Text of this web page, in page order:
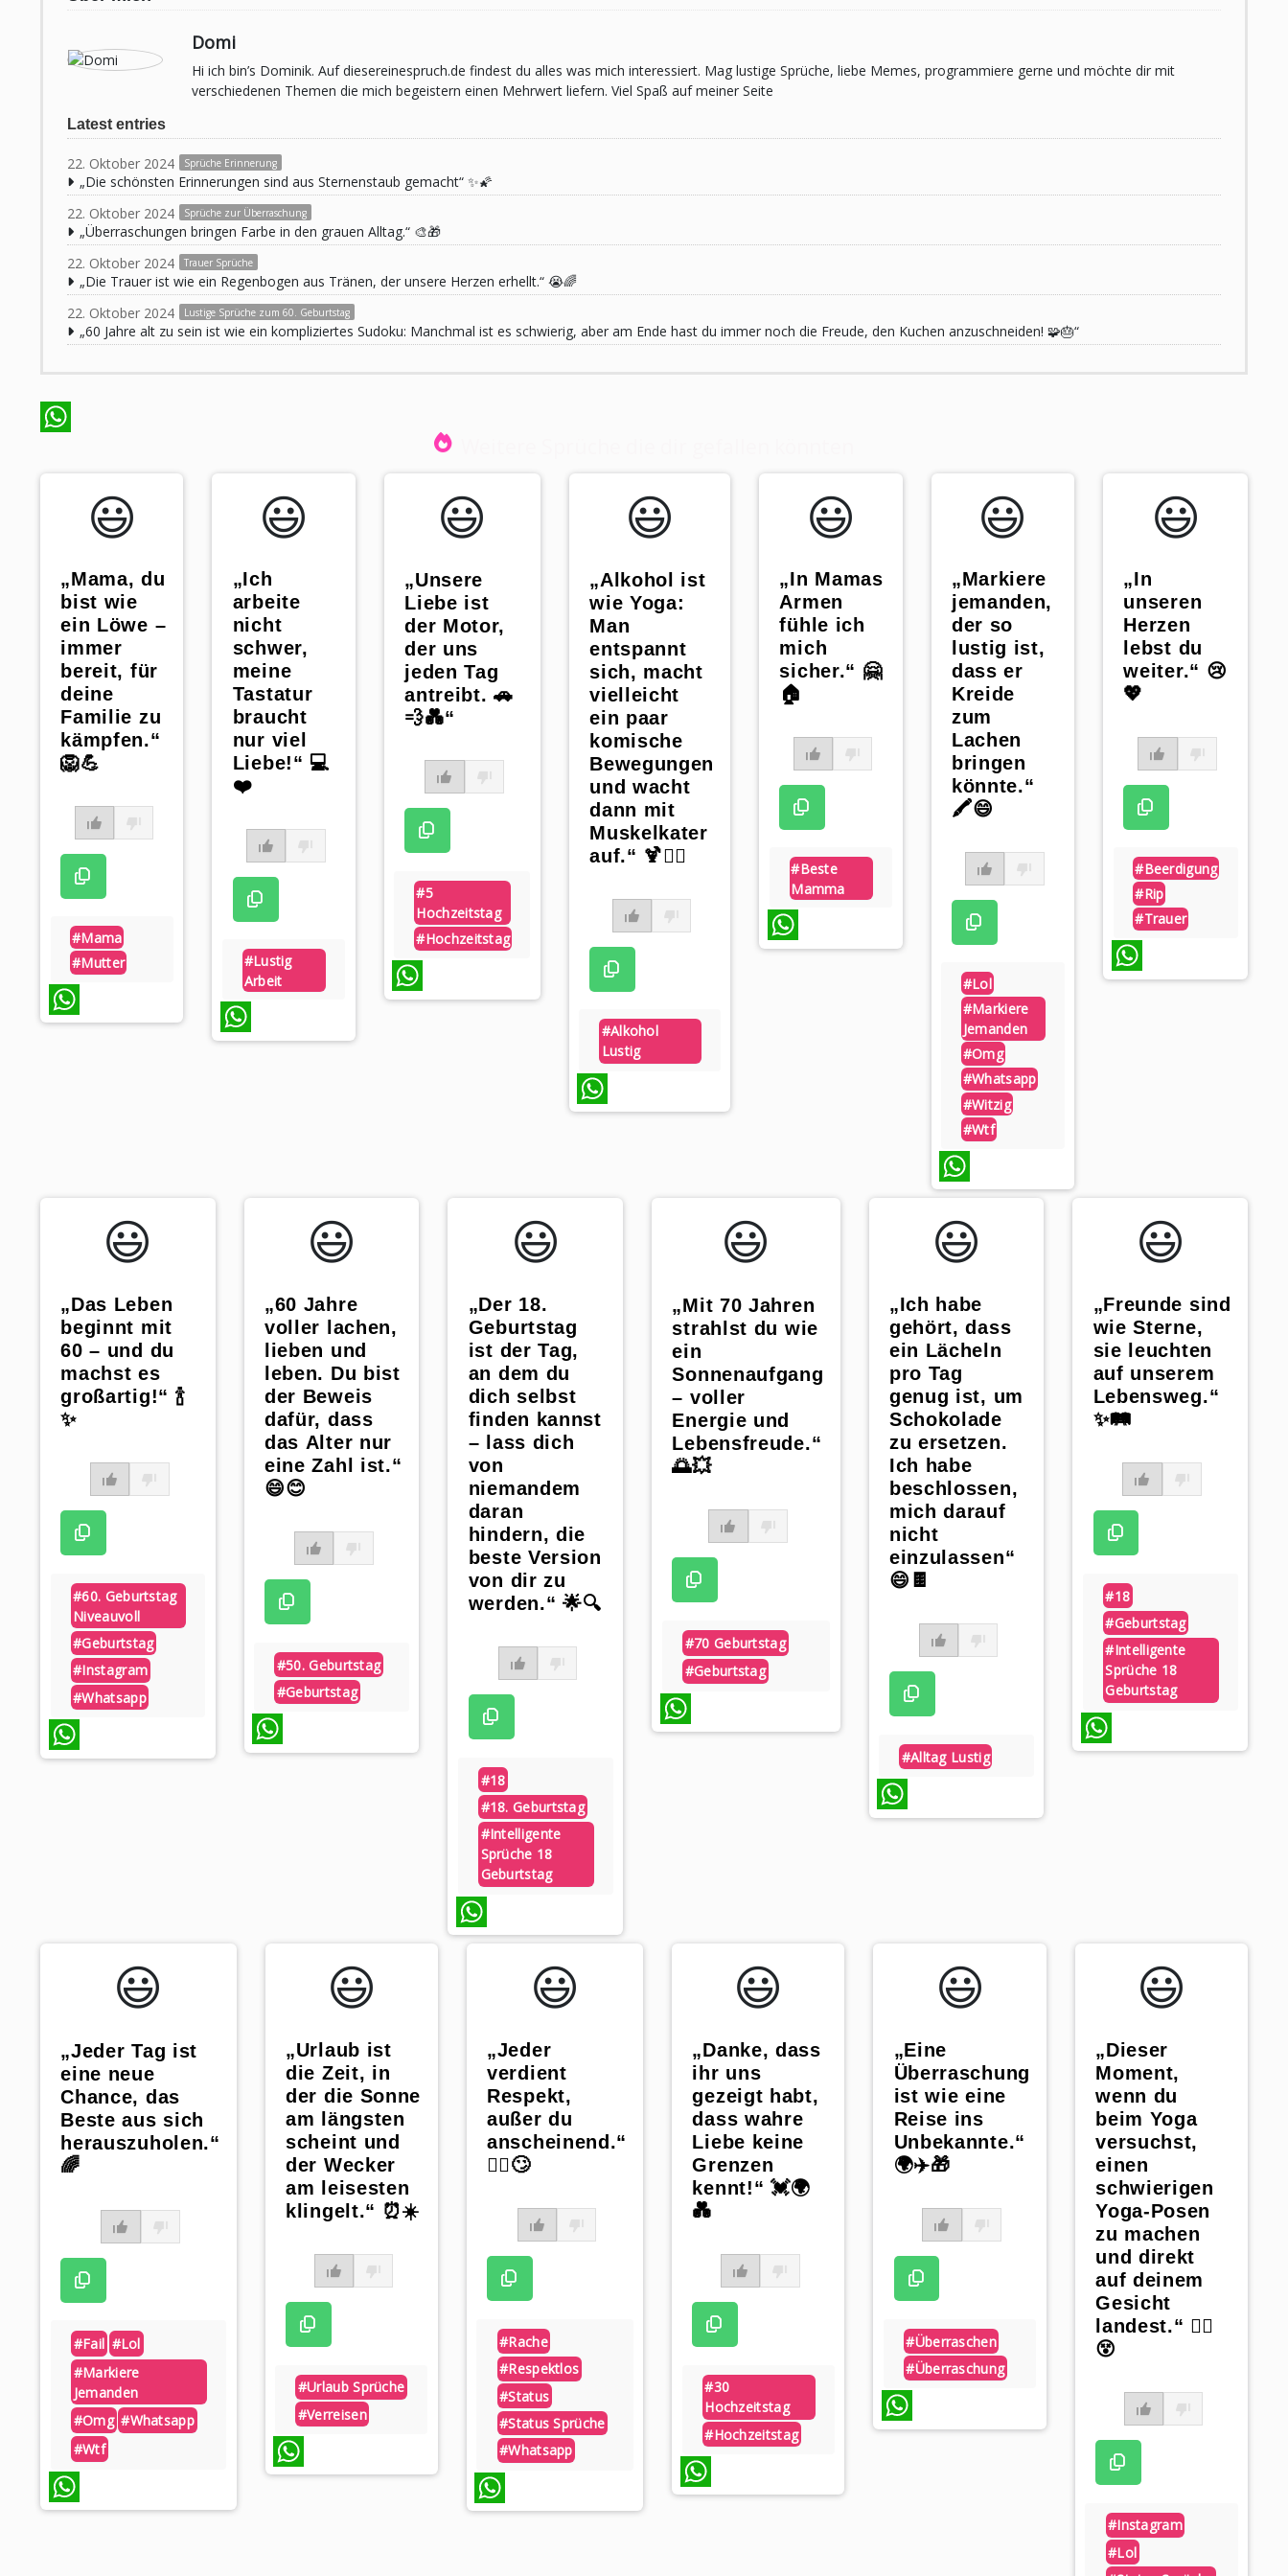
Domi
Hi ich bin’s Dominik. Auf diesereinespruch.de findest du alles was mich interessiert. Mag lustige Sprüche, liebe Memes, programmiere gerne und möchte dir mit
verschiedenen Themen die mich begeistern einen Mehrwert liefern. Viel Spaß auf meiner Seite
Latest entries
22. Oktober 2024 Sprüche Erinnerung
„Die schönsten Erinnerungen sind aus Sternenstaub gemacht“ ✨🌠
22. Oktober 2024
Sprüche zur Überraschung
„Überraschungen bringen Farbe in den grauen Alltag.“ 🎨🎁
22. Oktober 2024
Trauer Sprüche
„Die Trauer ist wie ein Regenbogen aus Tränen, der unsere Herzen erhellt.“ 😭🌈
22. Oktober 2024
Lustige Sprüche zum 60. Geburtstag
„60 Jahre alt zu sein ist wie ein kompliziertes Sudoku: Manchmal ist es schwierig, aber am Ende hast du immer noch die Freude, den Kuchen anzuschneiden! 🧩🎂“
Weitere Sprüche die dir gefallen könnten
😃️
„Mama, du
bist wie
ein Löwe –
immer
bereit, für
deine
Familie zu
kämpfen.“
🦁💪
#mama
#mutter
😃️
„Ich
arbeite
nicht
schwer,
meine
Tastatur
braucht
nur viel
Liebe!“ 💻
❤️
#lustig
Arbeit
😃️
„Unsere
Liebe ist
der Motor,
der uns
jeden Tag
antreibt. 🚗
💨💑“
#5
Hochzeitstag
#hochzeitstag
😃️
„Alkohol ist
wie Yoga:
Man
entspannt
sich, macht
vielleicht
ein paar
komische
Bewegungen
und wacht
dann mit
Muskelkater
auf.“ 🍹🧘‍♀️
#alkohol
Lustig
😃️
„In Mamas
Armen
fühle ich
mich
sicher.“ 🤗
🏠
#beste
Mamma
😃️
„Markiere
jemanden,
der so
lustig ist,
dass er
Kreide
zum
Lachen
bringen
könnte.“
🖍️😄
#lol
#markiere
Jemanden
#omg
#whatsapp
#witzig
#wtf
WhatsApp
😃️
„In
unseren
Herzen
lebst du
weiter.“ 😢
💖
#beerdigung
#rip
#trauer
😃️
„Das Leben
beginnt mit
60 – und du
machst es
großartig!“ 🍾
✨
#60. Geburtstag
Niveauvoll
#geburtstag
#instagram
#whatsapp
😃️
„60 Jahre
voller lachen,
lieben und
leben. Du bist
der Beweis
dafür, dass
das Alter nur
eine Zahl ist.“
😄😊
#50. Geburtstag
#geburtstag
😃️
„Der 18.
Geburtstag
ist der Tag,
an dem du
dich selbst
finden kannst
– lass dich
von
niemandem
daran
hindern, die
beste Version
von dir zu
werden.“ 🌟🔍
#18
#18. Geburtstag
#intelligente
Sprüche 18
Geburtstag
WhatsApp
😃️
„Mit 70 Jahren
strahlst du wie
ein
Sonnenaufgang
– voller
Energie und
Lebensfreude.“
🌅💥
#70 Geburtstag
#geburtstag
😃️
„Ich habe
gehört, dass
ein Lächeln
pro Tag
genug ist, um
Schokolade
zu ersetzen.
Ich habe
beschlossen,
mich darauf
nicht
einzulassen“
😄🍫
#alltag Lustig
😃️
„Freunde sind
wie Sterne,
sie leuchten
auf unserem
Lebensweg.“
✨🛤️
#18
#geburtstag
#intelligente
Sprüche 18
Geburtstag
😃️
„Jeder Tag ist
eine neue
Chance, das
Beste aus sich
herauszuholen.“
🌈
#fail #lol
#markiere
Jemanden
#omg #whatsapp
#wtf
😃️
„Urlaub ist
die Zeit, in
der die Sonne
am längsten
scheint und
der Wecker
am leisesten
klingelt.“ ⏰☀️
#urlaub Sprüche
#verreisen
😃️
„Jeder
verdient
Respekt,
außer du
anscheinend.“
🤷‍♀️🙄
#rache
#respektlos
#status
#status Sprüche
#whatsapp
😃️
„Danke, dass
ihr uns
gezeigt habt,
dass wahre
Liebe keine
Grenzen
kennt!“ 💓🌍
💑
#30
Hochzeitstag
#hochzeitstag
😃️
„Eine
Überraschung
ist wie eine
Reise ins
Unbekannte.“
🌍✈️🎁
#überraschen
#überraschung
😃️
„Dieser
Moment,
wenn du
beim Yoga
versuchst,
einen
schwierigen
Yoga-Posen
zu machen
und direkt
auf deinem
Gesicht
landest.“ 🧘‍♀️
😵
#instagram
#lol